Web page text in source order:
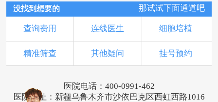
没找到想要的 那试试下面通道吧
查询费用 连线医生 细胞培植
精准筛查 其他疑问 挂号预约
医院电话：400-0991-462
医院地址：新疆乌鲁木齐市沙依巴克区西虹西路1016